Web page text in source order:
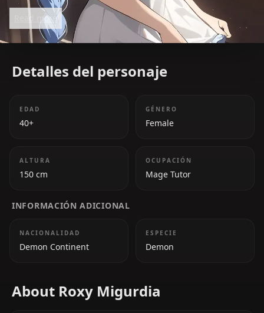
protagonist's growth. Her own insecurities and past
traumas make her a relatable and complex
character.
Read more
Detalles del personaje
EDAD
40+
GÉNERO
Female
ALTURA
150 cm
OCUPACIÓN
Mage Tutor
INFORMACIÓN ADICIONAL
NACIONALIDAD
Demon Continent
ESPECIE
Demon
About Roxy Migurdia